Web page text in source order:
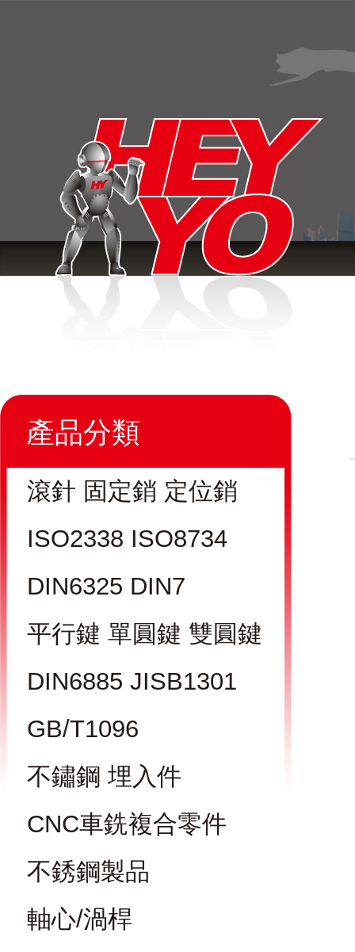
產品分類
滾針 固定銷 定位銷
ISO2338 ISO8734
DIN6325 DIN7
平行鍵 單圓鍵 雙圓鍵
DIN6885 JISB1301
GB/T1096
不鏽鋼 埋入件
CNC車銑複合零件
不銹鋼製品
軸心/渦桿